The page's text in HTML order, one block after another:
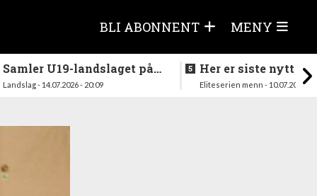
BLI ABONNENT MENY
Samler U19-landslaget på
nytt i august
Landslag - 14.07.2026 - 20:09
Her er siste nytt
season
Eliteserien menn - 10.07.2026 -